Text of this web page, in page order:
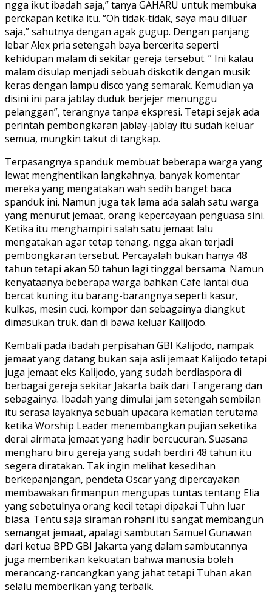
ngga ikut ibadah saja,” tanya GAHARU untuk membuka
perckapan ketika itu. “Oh tidak-tidak, saya mau diluar
saja,” sahutnya dengan agak gugup. Dengan panjang
lebar Alex pria setengah baya bercerita seperti
kehidupan malam di sekitar gereja tersebut. ” Ini kalau
malam disulap menjadi sebuah diskotik dengan musik
keras dengan lampu disco yang semarak. Kemudian ya
disini ini para jablay duduk berjejer menunggu
pelanggan”, terangnya tanpa ekspresi. Tetapi sejak ada
perintah pembongkaran jablay-jablay itu sudah keluar
semua, mungkin takut di tangkap.
Terpasangnya spanduk membuat beberapa warga yang
lewat menghentikan langkahnya, banyak komentar
mereka yang mengatakan wah sedih banget baca
spanduk ini. Namun juga tak lama ada salah satu warga
yang menurut jemaat, orang kepercayaan penguasa sini.
Ketika itu menghampiri salah satu jemaat lalu
mengatakan agar tetap tenang, ngga akan terjadi
pembongkaran tersebut. Percayalah bukan hanya 48
tahun tetapi akan 50 tahun lagi tinggal bersama. Namun
kenyataanya beberapa warga bahkan Cafe lantai dua
bercat kuning itu barang-barangnya seperti kasur,
kulkas, mesin cuci, kompor dan sebagainya diangkut
dimasukan truk. dan di bawa keluar Kalijodo.
Kembali pada ibadah perpisahan GBI Kalijodo, nampak
jemaat yang datang bukan saja asli jemaat Kalijodo tetapi
juga jemaat eks Kalijodo, yang sudah berdiaspora di
berbagai gereja sekitar Jakarta baik dari Tangerang dan
sebagainya. Ibadah yang dimulai jam setengah sembilan
itu serasa layaknya sebuah upacara kematian terutama
ketika Worship Leader menembangkan pujian seketika
derai airmata jemaat yang hadir bercucuran. Suasana
mengharu biru gereja yang sudah berdiri 48 tahun itu
segera diratakan. Tak ingin melihat kesedihan
berkepanjangan, pendeta Oscar yang dipercayakan
membawakan firmanpun mengupas tuntas tentang Elia
yang sebetulnya orang kecil tetapi dipakai Tuhn luar
biasa. Tentu saja siraman rohani itu sangat membangun
semangat jemaat, apalagi sambutan Samuel Gunawan
dari ketua BPD GBI Jakarta yang dalam sambutannya
juga memberikan kekuatan bahwa manusia boleh
merancang-rancangkan yang jahat tetapi Tuhan akan
selalu memberikan yang terbaik.